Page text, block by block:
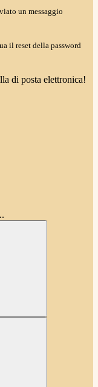
un messaggio
il reset della password
di posta elettronica!